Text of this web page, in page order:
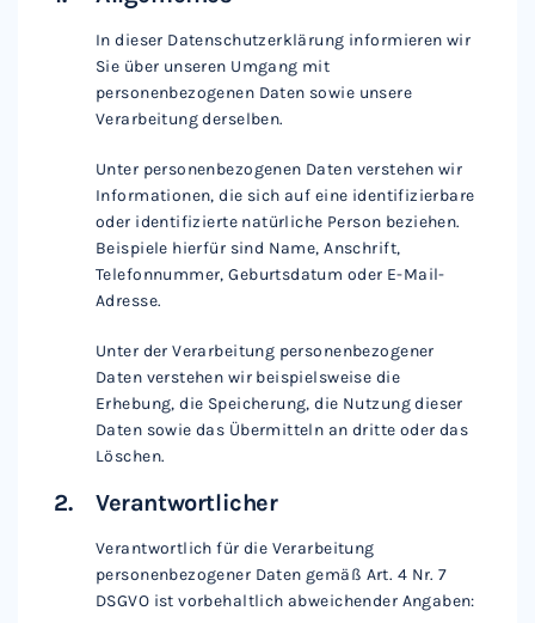
In dieser Datenschutzerklärung informieren wir
Sie über unseren Umgang mit
personenbezogenen Daten sowie unsere
Verarbeitung derselben.
Unter personenbezogenen Daten verstehen wir
Informationen, die sich auf eine identifizierbare
oder identifizierte natürliche Person beziehen.
Beispiele hierfür sind Name, Anschrift,
Telefonnummer, Geburtsdatum oder E-Mail-
Adresse.
Unter der Verarbeitung personenbezogener
Daten verstehen wir beispielsweise die
Erhebung, die Speicherung, die Nutzung dieser
Daten sowie das Übermitteln an dritte oder das
Löschen.
Verantwortlicher
Verantwortlich für die Verarbeitung
personenbezogener Daten gemäß Art. 4 Nr. 7
DSGVO ist vorbehaltlich abweichender Angaben: